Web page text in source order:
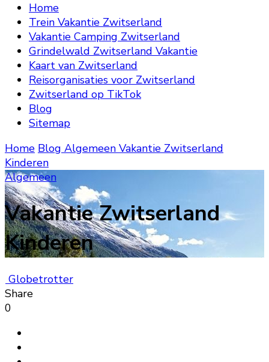
Home
Trein Vakantie Zwitserland
Vakantie Camping Zwitserland
Grindelwald Zwitserland Vakantie
Kaart van Zwitserland
Reisorganisaties voor Zwitserland
Zwitserland op TikTok
Blog
Sitemap
Home Blog Algemeen Vakantie Zwitserland
Kinderen
Algemeen
Vakantie Zwitserland
Kinderen
Globetrotter
Share
0